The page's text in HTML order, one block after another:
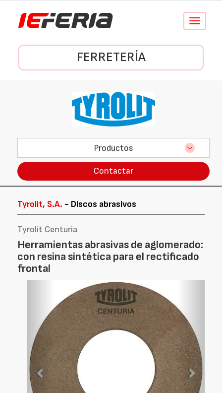
Conmutar
FERRETERÍA
Productos
Contactar
Tyrolit, S.A. - Discos abrasivos
Tyrolit Centuria
Herramientas abrasivas de aglomerado:
con resina sintética para el rectificado
frontal
Anterior